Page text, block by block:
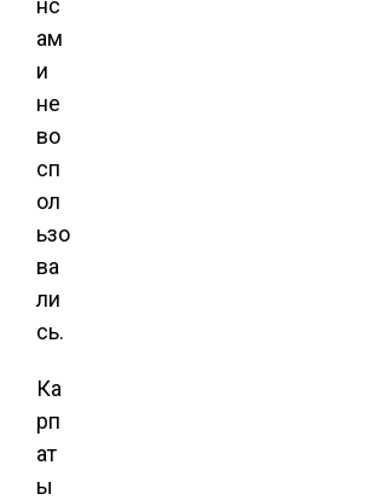
нс
ам
и
не
во
сп
ол
ьзо
ва
ли
сь.
Ка
рп
ат
ы